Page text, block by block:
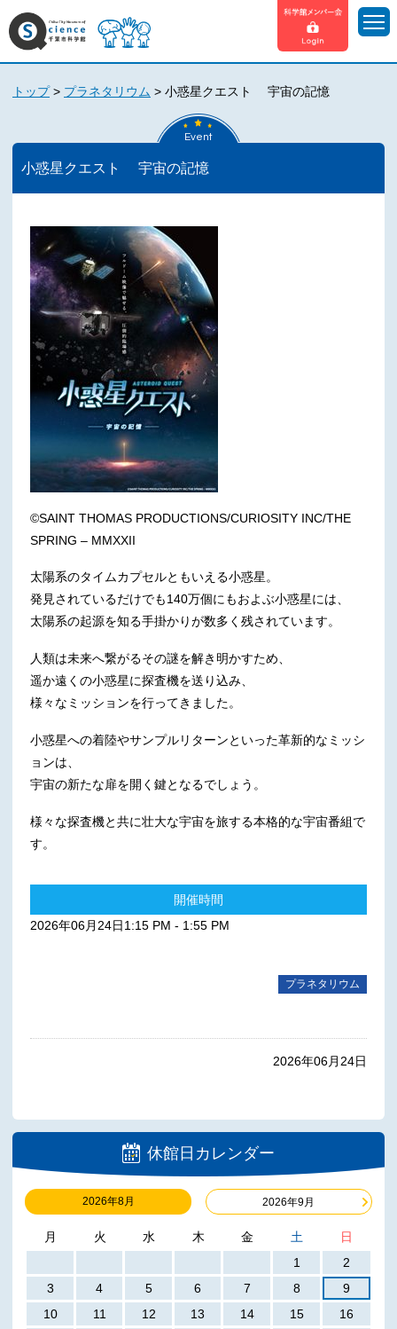
トップ> プラネタリウム > 小惑星クエスト 宇宙の記憶
休館日カレンダー
2026年8月 2026年9月
月 火 水 木 金 土
日
1
2
3
4 5 6 7 8
9
10
11 12 13 14 15
16
Event
小惑星クエスト 宇宙の記憶
©SAINT THOMAS PRODUCTIONS/CURIOSITY INC/THE
SPRING – MMXXII
太陽系のタイムカプセルともいえる小惑星。
発見されているだけでも140万個にもおよぶ小惑星には、
太陽系の起源を知る手掛かりが数多く残されています。
人類は未来へ繋がるその謎を解き明かすため、
遥か遠くの小惑星に探査機を送り込み、
様々なミッションを行ってきました。
小惑星への着陸やサンプルリターンといった革新的なミッシ
ョンは、
宇宙の新たな扉を開く鍵となるでしょう。
様々な探査機と共に壮大な宇宙を旅する本格的な宇宙番組で
す。
開催時間
2026年06月24日1:15 PM - 1:55 PM
プラネタリウム
2026年06月24日